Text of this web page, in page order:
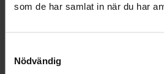
som de har samlat in när du har
Nödvändig